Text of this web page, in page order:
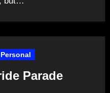
Personal
Parade